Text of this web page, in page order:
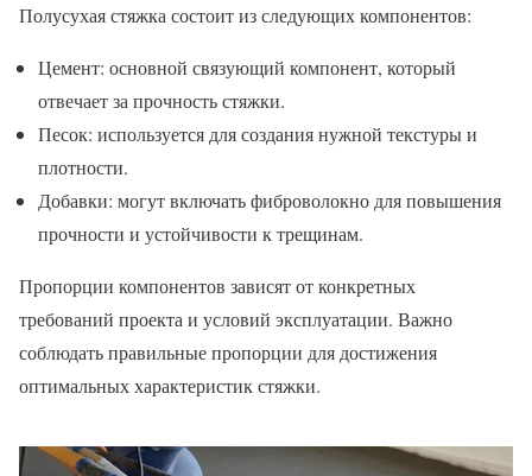
Полусухая стяжка состоит из следующих компонентов:
Цемент: основной связующий компонент, который
отвечает за прочность стяжки.
Песок: используется для создания нужной текстуры и
плотности.
Добавки: могут включать фиброволокно для повышения
прочности и устойчивости к трещинам.
Пропорции компонентов зависят от конкретных
требований проекта и условий эксплуатации. Важно
соблюдать правильные пропорции для достижения
оптимальных характеристик стяжки.